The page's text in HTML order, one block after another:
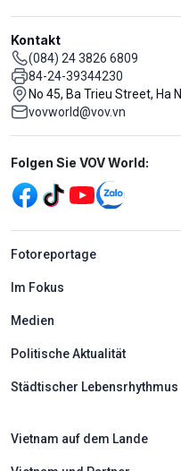
Kontakt
(084) 24 3826 6809
84-24-39344230
No 45, Ba Trieu Street, Ha
vovworld@vov.vn
Mạng xã hội
Folgen Sie VOV World:
menu footer
Fotoreportage
Im Fokus
Medien
Politische Aktualität
Städtischer Lebensrhythmus
Vietnam auf dem Lande